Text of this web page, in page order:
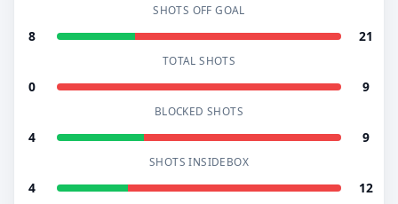
SHOTS OFF GOAL
8 21
TOTAL SHOTS
0 9
BLOCKED SHOTS
4 9
SHOTS INSIDEBOX
4 12